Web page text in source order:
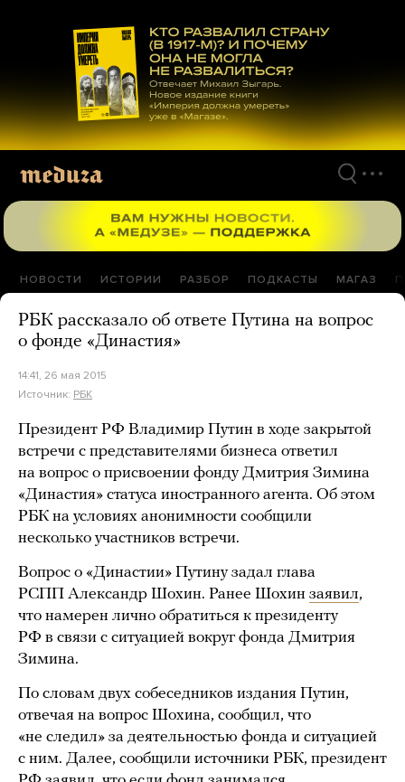
материалам
НОВОСТИ ИСТОРИИ РАЗБОР ПОДКАСТЫ МАГАЗ
РБК рассказало об ответе Путина на вопрос
о фонде «Династия»
14:41, 26 мая 2015
Источник: РБК
Президент РФ Владимир Путин в ходе закрытой
встречи с представителями бизнеса ответил
на вопрос о присвоении фонду Дмитрия Зимина
«Династия» статуса иностранного агента. Об этом
РБК на условиях анонимности сообщили
несколько участников встречи.
Вопрос о «Династии» Путину задал глава
РСПП Александр Шохин. Ранее Шохин заявил,
что намерен лично обратиться к президенту
РФ в связи с ситуацией вокруг фонда Дмитрия
Зимина.
По словам двух собеседников издания Путин,
отвечая на вопрос Шохина, сообщил, что
«не следил» за деятельностью фонда и ситуацией
с ним. Далее, сообщили источники РБК, президент